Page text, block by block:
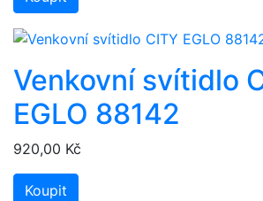
Venkovní svítidlo
EGLO 88142
920,00 Kč
Koupit